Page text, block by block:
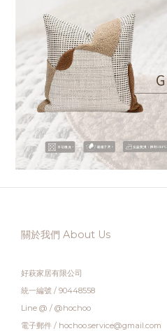
關於我們 About Us
好萩家居有限公司
統一編號 / 90448558
Line @ / @hochoo
電子郵件 / hochoo.service@gmail.com